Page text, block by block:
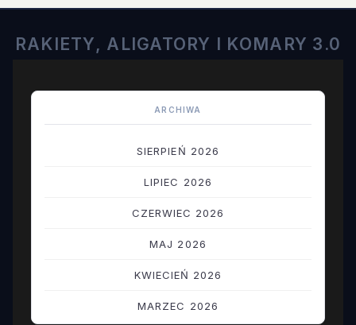
RAKIETY, ALIGATORY I KOMARY 3.0
ARCHIWA
SIERPIEŃ 2026
LIPIEC 2026
CZERWIEC 2026
MAJ 2026
KWIECIEŃ 2026
MARZEC 2026